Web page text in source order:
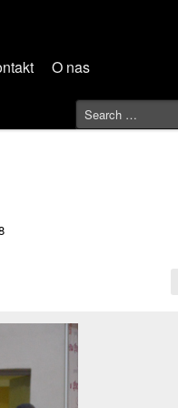
O nas